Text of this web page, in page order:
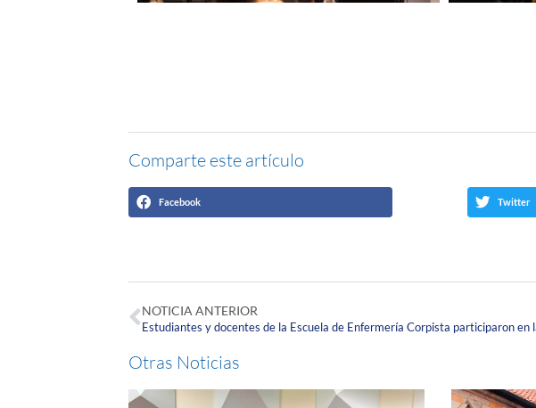
Comparte este artículo
Facebook Twitter
NOTICIA ANTERIOR
Otras Noticias